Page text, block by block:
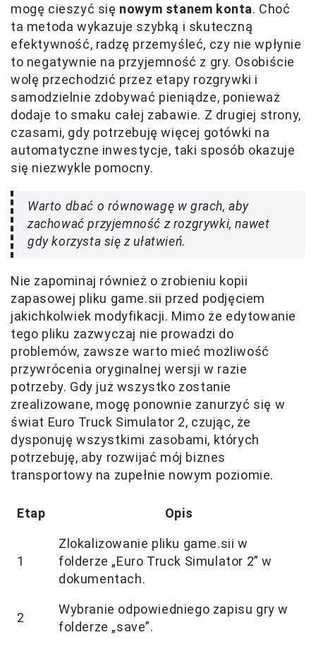
mogę cieszyć się nowym stanem konta. Choć
ta metoda wykazuje szybką i skuteczną
efektywność, radzę przemyśleć, czy nie wpłynie
to negatywnie na przyjemność z gry. Osobiście
wolę przechodzić przez etapy rozgrywki i
samodzielnie zdobywać pieniądze, ponieważ
dodaje to smaku całej zabawie. Z drugiej strony,
czasami, gdy potrzebuję więcej gotówki na
automatyczne inwestycje, taki sposób okazuje
się niezwykle pomocny.
Warto dbać o równowagę w grach, aby
zachować przyjemność z rozgrywki, nawet
gdy korzysta się z ułatwień.
Nie zapominaj również o zrobieniu kopii
zapasowej pliku game.sii przed podjęciem
jakichkolwiek modyfikacji. Mimo że edytowanie
tego pliku zazwyczaj nie prowadzi do
problemów, zawsze warto mieć możliwość
przywrócenia oryginalnej wersji w razie
potrzeby. Gdy już wszystko zostanie
zrealizowane, mogę ponownie zanurzyć się w
świat Euro Truck Simulator 2, czując, że
dysponuję wszystkimi zasobami, których
potrzebuję, aby rozwijać mój biznes
transportowy na zupełnie nowym poziomie.
Etap Opis
1
Zlokalizowanie pliku game.sii w
folderze „Euro Truck Simulator 2” w
dokumentach.
2
Wybranie odpowiedniego zapisu gry w
folderze „save”.